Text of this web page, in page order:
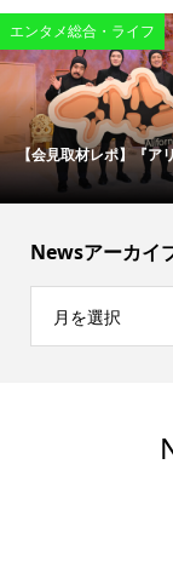
映画
松村北斗＆今田美桜が
Newsアーカイ
月を選択